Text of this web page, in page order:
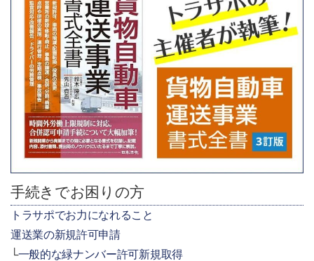
手続きでお困りの方
トラサポでお力になれること
運送業の新規許可申請
一般的な緑ナンバー許可新規取得